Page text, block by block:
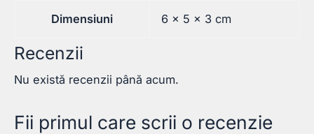
Dimensiuni 6 × 5 × 3 cm
Recenzii
Nu există recenzii până acum.
Fii primul care scrii o recenzie